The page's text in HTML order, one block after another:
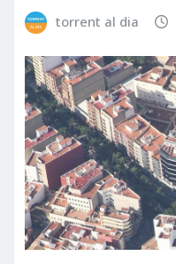
torrent al dia